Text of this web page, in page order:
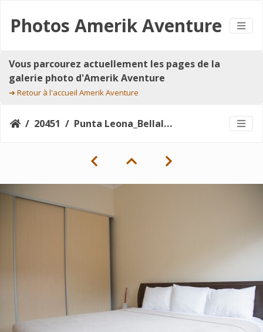
Photos Amerik Aventure
Vous parcourez actuellement les pages de la
galerie photo d'Amerik Aventure
➔ Retour à l'accueil Amerik Aventure
20451 Punta Leona_Bellaleona 11